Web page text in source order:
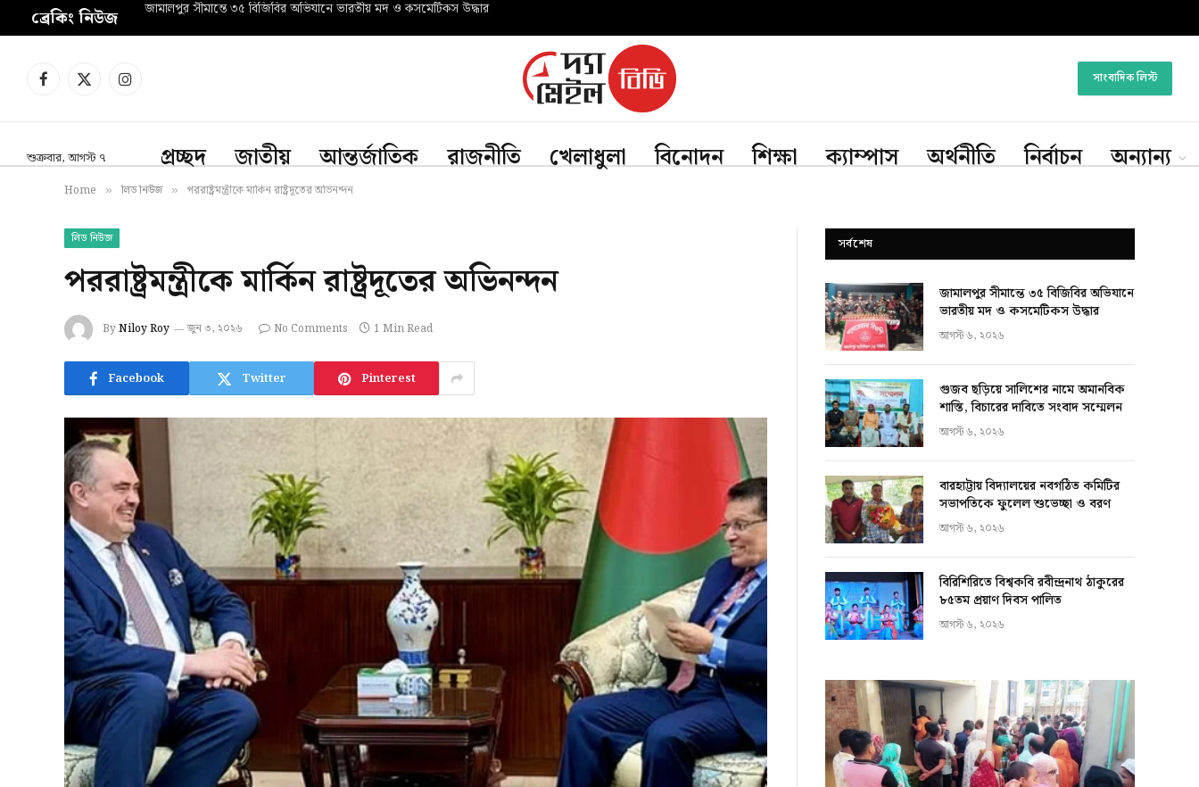
ব্রেকিং নিউজ জামালপুর সীমান্তে ৩৫ বিজিবির অভিযানে ভারতীয় মদ ও কসমেটিকস উদ্ধার
Facebook
X
Instagram সাংবাদিক লিস্ট
শুক্রবার, আগস্ট ৭ প্রচ্ছদ জাতীয় আন্তর্জাতিক রাজনীতি খেলাধুলা বিনোদন শিক্ষা ক্যাম্পাস অর্থনীতি নির্বাচন অন্যান্য
Home » লিড নিউজ » পররাষ্ট্রমন্ত্রীকে মার্কিন রাষ্ট্রদূতের অভিনন্দন
লিড নিউজ
পররাষ্ট্রমন্ত্রীকে মার্কিন রাষ্ট্রদূতের অভিনন্দন
ByNiloy Roy জুন ৩, ২০২৬ No Comments 1 Min Read
Facebook Twitter Pinterest
সর্বশেষ
জামালপুর সীমান্তে ৩৫ বিজিবির অভিযানে
ভারতীয় মদ ও কসমেটিকস উদ্ধার
আগস্ট ৬, ২০২৬
গুজব ছড়িয়ে সালিশের নামে অমানবিক
শাস্তি, বিচারের দাবিতে সংবাদ সম্মেলন
আগস্ট ৬, ২০২৬
বারহাট্টায় বিদ্যালয়ের নবগঠিত কমিটির
সভাপতিকে ফুলেল শুভেচ্ছা ও বরণ
আগস্ট ৬, ২০২৬
বিরিশিরিতে বিশ্বকবি রবীন্দ্রনাথ ঠাকুরের
৮৫তম প্রয়াণ দিবস পালিত
আগস্ট ৬, ২০২৬